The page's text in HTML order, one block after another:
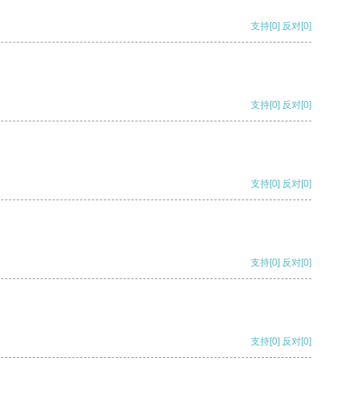
支持[0] 反对[0]
支持[0] 反对[0]
支持[0] 反对[0]
支持[0] 反对[0]
支持[0] 反对[0]